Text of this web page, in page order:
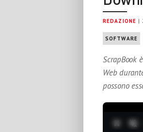
REDAZIONE |
SOFTWARE
ScrapBook
Web
possono